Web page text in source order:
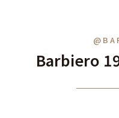
Barbiero